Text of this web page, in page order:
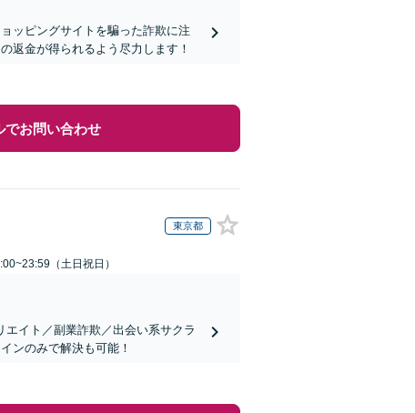
ッピングサイトを騙った詐欺に注
返金が得られるよう尽力します！
でお問い合わせ
東京都
（土日祝日）
エイト／副業詐欺／出会い系サクラ
ンのみで解決も可能！